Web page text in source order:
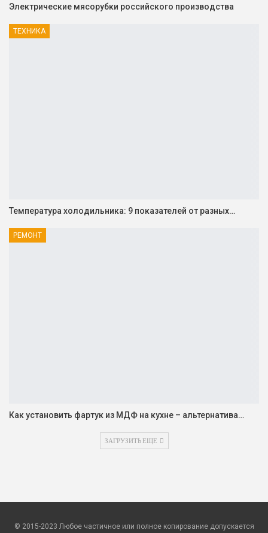
Электрические мясорубки российского производства
ТЕХНИКА
Температура холодильника: 9 показателей от разных…
РЕМОНТ
Как установить фартук из МДФ на кухне – альтернатива…
ЗАГРУЗИТЬ ЕЩЕ
© 2015-2023 Любое частичное или полное копирование допускается